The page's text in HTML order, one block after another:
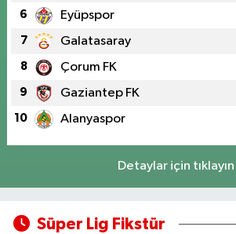
6 Eyüpspor
7 Galatasaray
8 Çorum FK
9 Gaziantep FK
10 Alanyaspor
Detaylar için tıklayın
Süper Lig Fikstür